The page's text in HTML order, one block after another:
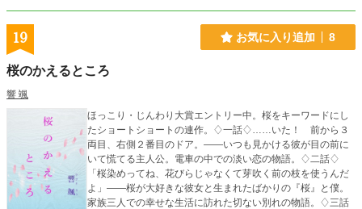
19 お気に入り追加 8
桜のかえるところ
響 颯
ほっこり・じんわり大賞エントリー中。桜をキーワードにし
たショートショートの連作。♢一話♢……いた！ 前から３
両目、右側２番目のドア。――いつも見かける彼が目の前に
いて慌てる主人公。電車の中での淡い恋の物語。♢二話♢
「桜染めってね、花びらじゃなくて芽吹く前の枝を使うんだ
よ」――桜が大好きな彼女と生まれたばかりの『桜』と僕。
家族三人での幸せな生活に訪れた切ない別れの物語。♢三話